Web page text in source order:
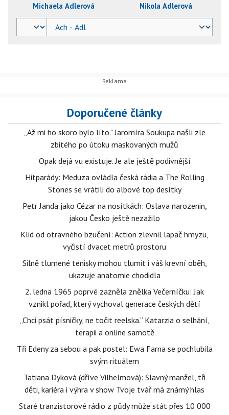
Michaela Adlerová Nikola Adlerová
Doporučené články
„Až mi ho skoro bylo líto." Jaromíra Soukupa našli zle
zbitého po útoku maskovaných mužů
Opak dejá vu existuje. Je ale ještě podivnější
Hitparády: Meduza ovládla česká rádia a The Rolling
Stones se vrátili do albové top desítky
Petr Janda jako Cézar na nosítkách: Oslava narozenin,
jakou Česko ještě nezažilo
Klid od otravného bzučení: Action zlevnil lapač hmyzu,
vyčistí dvacet metrů prostoru
Silně tlumené tenisky mohou tlumit i váš krevní oběh,
ukazuje anatomie chodidla
2. ledna 1965 poprvé zazněla znělka Večerníčku: Jak
vznikl pořad, který vychoval generace českých dětí
„Chci psát písničky, ne točit reelska.“ Katarzia o selhání,
terapii a online samotě
Tři Edeny za sebou a pak postel: Ewa Farna se pochlubila
svým rituálem
Tatiana Dyková (dříve Vilhelmová): Slavný manžel, tři
děti, kariéra i výhra v show Tvoje tvář má známý hlas
Staré tranzistorové rádio z půdy může stát přes 10 000